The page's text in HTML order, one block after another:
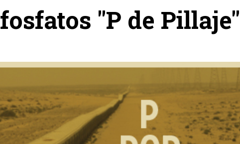
fosfatos "P de Pillaje"